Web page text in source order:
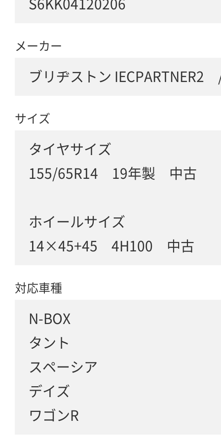
S6KK04120206
メーカー
ブリヂストン
サイズ
タイヤサイズ
155/65R14 19年製 中古
ホイールサイズ
14×45+45 4H100 中古
対応車種
N-BOX
タント
スペーシア
デイズ
ワゴンR